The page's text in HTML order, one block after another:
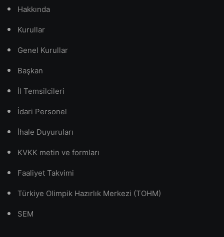
Hakkında
Kurullar
Genel Kurullar
Başkan
İl Temsilcileri
İdari Personel
İhale Duyuruları
KVKK metin ve formları
Faaliyet Takvimi
Türkiye Olimpik Hazırlık Merkezi (TOHM)
SEM